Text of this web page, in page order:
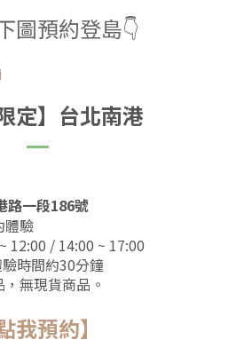
圖預約登島👇
定】台北南港
路一段186號
體驗
12:00 / 14:00 ~ 17:00
時間約30分鐘
無現貨商品。
我預約】